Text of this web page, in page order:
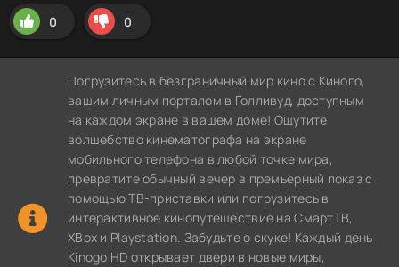
0 0
Погрузитесь в безграничный мир кино с Киного,
вашим личным порталом в Голливуд, доступным
на каждом экране в вашем доме! Ощутите
волшебство кинематографа на экране
мобильного телефона в любой точке мира,
превратите обычный вечер в премьерный показ с
помощью ТВ-приставки или погрузитесь в
интерактивное кинопутешествие на СмартТВ,
XBox и Playstation. Забудьте о скуке! Каждый день
Kinogo HD открывает двери в новые миры,